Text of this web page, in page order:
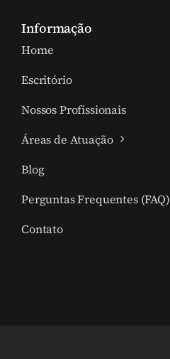
Informação
Home
Escritório
Nossos Profissionais
Áreas de Atuação
Blog
Perguntas Frequentes (FAQ)
Contato